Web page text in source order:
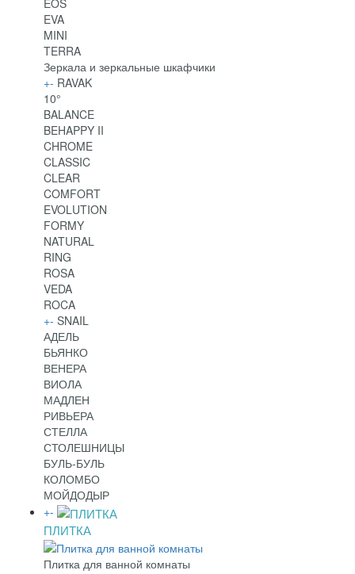
EOS
EVA
MINI
TERRA
Зеркала и зеркальные шкафчики
+- RAVAK
10°
BALANCE
BEHAPPY II
CHROME
CLASSIC
CLEAR
COMFORT
EVOLUTION
FORMY
NATURAL
RING
ROSA
VEDA
ROCA
+- SNAIL
АДЕЛЬ
БЬЯНКО
ВЕНЕРА
ВИОЛА
МАДЛЕН
РИВЬЕРА
СТЕЛЛА
СТОЛЕШНИЦЫ
БУЛЬ-БУЛЬ
КОЛОМБО
МОЙДОДЫР
+-
ПЛИТКА
Плитка для ванной комнаты